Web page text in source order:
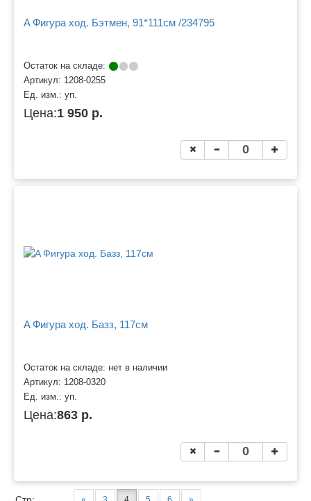
A Фигура ход. Бэтмен, 91*111см /234795
Остаток на складе:
Артикул: 1208-0255
Ед. изм.: уп.
Цена:1 950 р.
A Фигура ход. Базз, 117см
Остаток на складе: нет в наличии
Артикул: 1208-0320
Ед. изм.: уп.
Цена:863 р.